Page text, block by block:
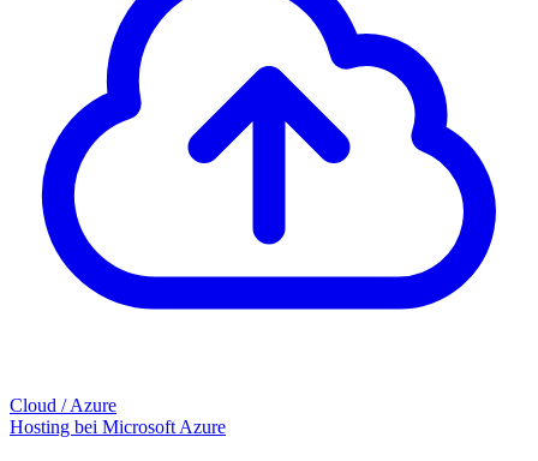
Cloud / Azure
Hosting bei Microsoft Azure